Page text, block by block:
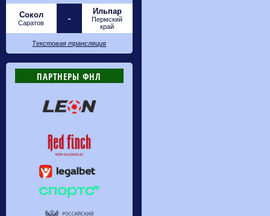
Сокол
Саратов -
Ильпар
Пермский
край
Текстовая трансляция
ПАРТНЕРЫ ФНЛ